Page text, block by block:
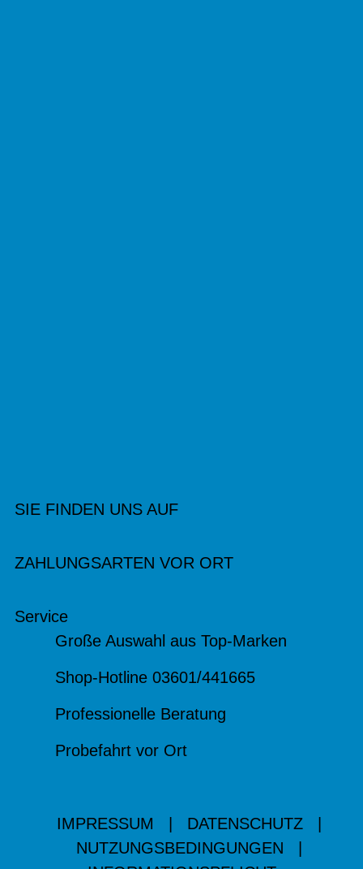
SIE FINDEN UNS AUF
ZAHLUNGSARTEN VOR ORT
Service
Große Auswahl aus Top-Marken
Shop-Hotline 03601/441665
Professionelle Beratung
Probefahrt vor Ort
IMPRESSUM DATENSCHUTZ
NUTZUNGSBEDINGUNGEN